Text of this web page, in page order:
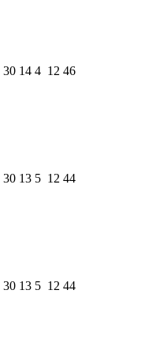
30 14 4 12 46
30 13 5 12 44
30 13 5 12 44